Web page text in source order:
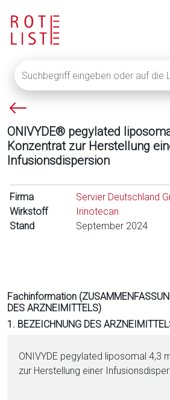
eingeben
oder
auf
die
Lupe
klicken,
um
alle
Fachinformationen
anzuzeigen
P
e
i
l
i
n
k
ONIVYDE® pegylated
Konzentrat zur Herstellung
Infusionsdispersion
Firma
Servier Deutschland
Wirkstoff
Irinotecan
Stand
September 2024
Fachinformation
DES ARZNEIMITTELS)
1. BEZEICHNUNG DES
ONIVYDE pegylated liposomal 4,3
zur Herstellung ei­ner